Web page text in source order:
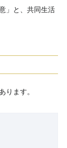
」と、共同生活
ります。